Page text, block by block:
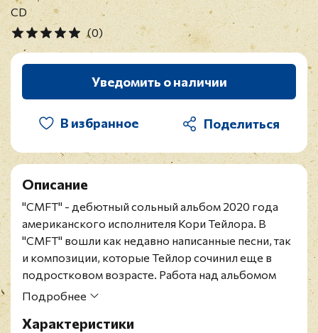
CD
(0)
Уведомить о наличии
В избранное
Описание
"CMFT" - дебютный сольный альбом 2020 года
американского исполнителя Кори Тейлора. В
"CMFT" вошли как недавно написанные песни, так
и композиции, которые Тейлор сочинил еще в
подростковом возрасте. Работа над альбомом
проходила в Лас-Вегасе; продюсером записи
вошли гитаристы Кристиан Мартуччи и Зак Трон,
Подробнее
Характеристики